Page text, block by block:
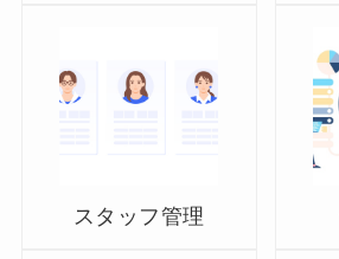
スタッフ管理